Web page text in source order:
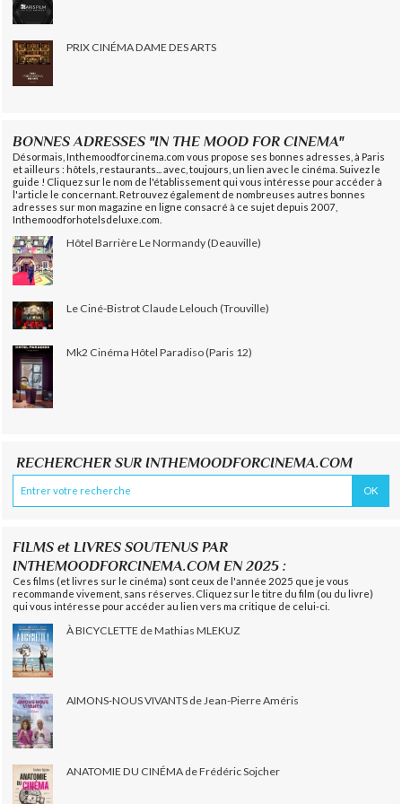
PRIX CINÉMA DAME DES ARTS
BONNES ADRESSES "IN THE MOOD FOR CINEMA"
Désormais, Inthemoodforcinema.com vous propose ses bonnes adresses, à Paris
et ailleurs : hôtels, restaurants... avec, toujours, un lien avec le cinéma. Suivez le
guide ! Cliquez sur le nom de l'établissement qui vous intéresse pour accéder à
l'article le concernant. Retrouvez également de nombreuses autres bonnes
adresses sur mon magazine en ligne consacré à ce sujet depuis 2007,
Inthemoodforhotelsdeluxe.com.
Hôtel Barrière Le Normandy (Deauville)
Le Ciné-Bistrot Claude Lelouch (Trouville)
Mk2 Cinéma Hôtel Paradiso (Paris 12)
RECHERCHER SUR INTHEMOODFORCINEMA.COM
FILMS et LIVRES SOUTENUS PAR
INTHEMOODFORCINEMA.COM EN 2025 :
Ces films (et livres sur le cinéma) sont ceux de l'année 2025 que je vous
recommande vivement, sans réserves. Cliquez sur le titre du film (ou du livre)
qui vous intéresse pour accéder au lien vers ma critique de celui-ci.
À BICYCLETTE de Mathias MLEKUZ
AIMONS-NOUS VIVANTS de Jean-Pierre Améris
ANATOMIE DU CINÉMA de Frédéric Sojcher